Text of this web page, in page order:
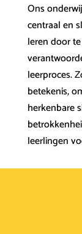
Ons
centraal en
leren door
leerproces.
betekenis,
herkenbare
leerlingen